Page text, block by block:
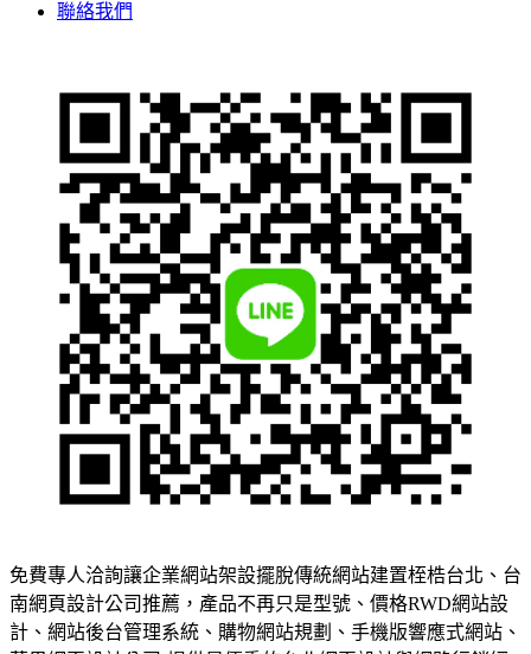
聯絡我們
免費專人洽詢讓企業網站架設擺脫傳統網站建置桎梏台北、台
南網頁設計公司推薦，產品不再只是型號、價格RWD網站設
計、網站後台管理系統、購物網站規劃、手機版響應式網站、